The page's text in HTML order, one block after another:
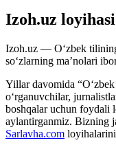
Izoh.uz
Izoh.uz — O‘zbek
so‘zlarning ma’nolari
Yillar davomida
o‘rganuvchilar,
boshqalar uchun foydali
aylantirganmiz. Bizning
Sarlavha.com